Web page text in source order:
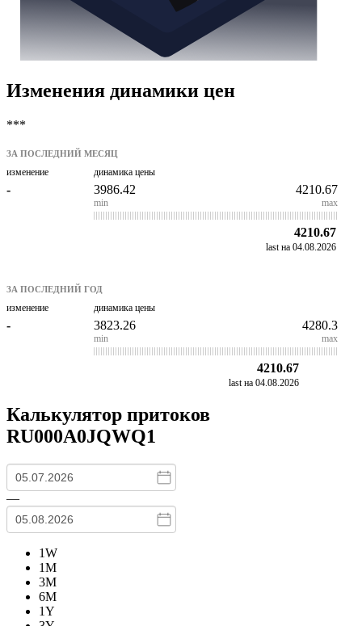
Изменения динамики цен
***
ЗА ПОСЛЕДНИЙ МЕСЯЦ
изменение
-
динамика цены
3986.42
min
4210.67
max
4210.67
last на 04.08.2026
ЗА ПОСЛЕДНИЙ ГОД
изменение
-
динамика цены
3823.26
min
4280.3
max
4210.67
last на 04.08.2026
Калькулятор притоков
RU000A0JQWQ1
—
1W
1M
3M
6M
1Y